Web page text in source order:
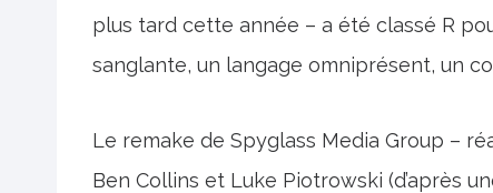
plus tard cette année – a été classé R
sanglante, un langage omniprésent, un
Le remake de Spyglass Media Group –
Ben Collins et Luke Piotrowski (d’après